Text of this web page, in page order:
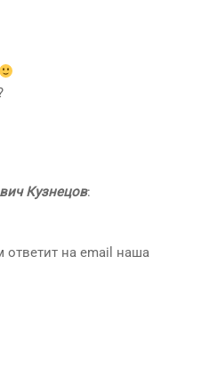
Кузнецов:
ответит на email наша